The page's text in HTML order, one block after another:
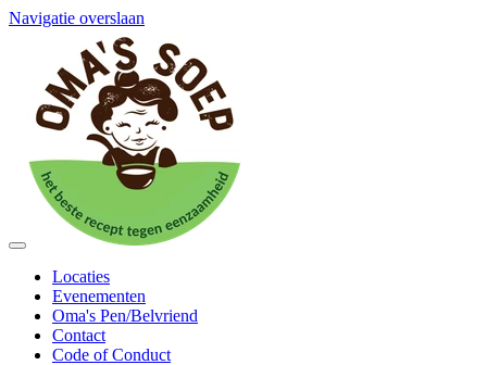
Navigatie overslaan
Locaties
Evenementen
Oma's Pen/Belvriend
Contact
Code of Conduct